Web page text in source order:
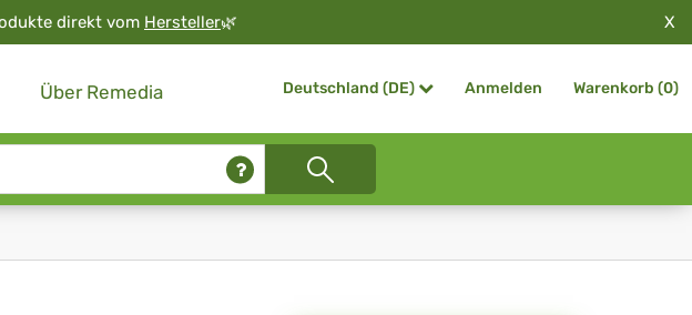
direkt vom Hersteller🌿 X
Über Remedia Deutschland (DE) Anmelden Warenkorb (0)